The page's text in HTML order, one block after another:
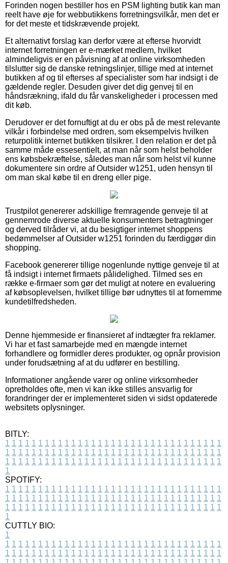
Forinden nogen bestiller hos en PSM lighting butik kan man
reelt have øje for webbutikkens forretningsvilkår, men det er
for det meste et tidskrævende projekt.
Et alternativt forslag kan derfor være at efterse hvorvidt
internet forretningen er e-mærket medlem, hvilket
almindeligvis er en påvisning af at online virksomheden
tilslutter sig de danske retningslinjer, tillige med at internet
butikken af og til efterses af specialister som har indsigt i de
gældende regler. Desuden giver det dig genvej til en
håndsrækning, ifald du får vanskeligheder i processen med
dit køb.
Derudover er det fornuftigt at du er obs på de mest relevante
vilkår i forbindelse med ordren, som eksempelvis hvilken
returpolitik internet butikken tilsikrer. I den relation er det på
samme måde essesentielt, at man når som helst beholder
ens købsbekræftelse, således man når som helst vil kunne
dokumentere sin ordre af Outsider w1251, uden hensyn til
om man skal købe til en dreng eller pige.
Trustpilot genererer adskillige fremragende genveje til at
gennemrode diverse aktuelle konsumenters betragtninger
og derved tilråder vi, at du besigtiger internet shoppens
bedømmelser af Outsider w1251 forinden du færdiggør din
shopping.
Facebook genererer tillige nogenlunde nyttige genveje til at
få indsigt i internet firmaets pålidelighed. Tilmed ses en
række e-firmaer som gør det muligt at notere en evaluering
af købsoplevelsen, hvilket tillige bør udnyttes til at fornemme
kundetilfredsheden.
Denne hjemmeside er finansieret af indtægter fra reklamer.
Vi har et fast samarbejde med en mængde internet
forhandlere og formidler deres produkter, og opnår provision
under forudsætning af at du udfører en bestilling.
Informationer angående varer og online virksomheder
opretholdes ofte, men vi kan ikke stilles ansvarlig for
forandringer der er implementeret siden vi sidst opdaterede
websitets oplysninger.
BITLY:
1 1 1 1 1 1 1 1 1 1 1 1 1 1 1 1 1 1 1 1 1 1 1 1 1 1 1 1 1 1 1 1 1
1 1 1 1 1 1 1 1 1 1 1 1 1 1 1 1 1 1 1 1 1 1 1 1 1 1 1 1 1 1 1 1 1
1 1 1 1 1 1 1 1 1 1 1 1 1 1 1 1 1 1 1 1 1 1 1 1 1 1 1 1 1 1 1 1 1
1
SPOTIFY:
1 1 1 1 1 1 1 1 1 1 1 1 1 1 1 1 1 1 1 1 1 1 1 1 1 1 1 1 1 1 1 1 1
1 1 1 1 1 1 1 1 1 1 1 1 1 1 1 1 1 1 1 1 1 1 1 1 1 1 1 1 1 1 1 1 1
1 1 1 1 1 1 1 1 1 1 1 1 1 1 1 1 1 1 1 1 1 1 1 1 1 1 1 1 1 1 1 1 1
1
CUTTLY BIO:
1
1 1 1 1 1 1 1 1 1 1 1 1 1 1 1 1 1 1 1 1 1 1 1 1 1 1 1 1 1 1 1 1 1
1 1 1 1 1 1 1 1 1 1 1 1 1 1 1 1 1 1 1 1 1 1 1 1 1 1 1 1 1 1 1 1 1